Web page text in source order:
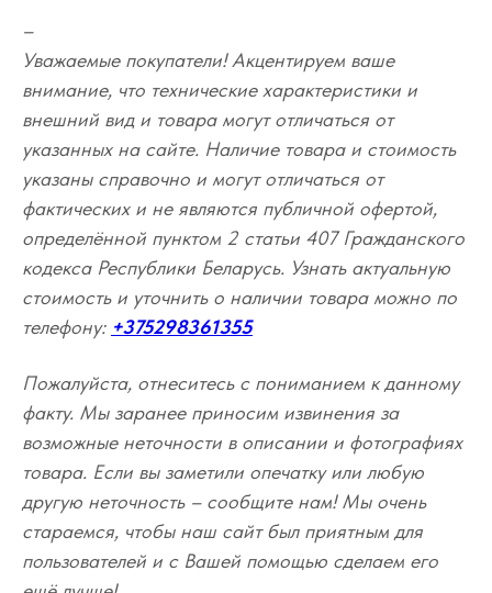
–
Уважаемые покупатели! Акцентируем ваше
внимание, что технические характеристики и
внешний вид и товара могут отличаться от
указанных на сайте. Наличие товара и стоимость
указаны справочно и могут отличаться от
фактических и не являются публичной офертой,
определённой пунктом 2 статьи 407 Гражданского
кодекса Республики Беларусь. Узнать актуальную
стоимость и уточнить о наличии товара можно по
телефону: +375298361355
Пожалуйста, отнеситесь с пониманием к данному
факту. Мы заранее приносим извинения за
возможные неточности в описании и фотографиях
товара. Если вы заметили опечатку или любую
другую неточность – сообщите нам! Мы очень
стараемся, чтобы наш сайт был приятным для
пользователей и с Вашей помощью сделаем его